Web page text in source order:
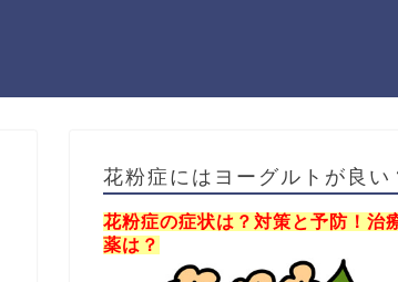
花粉症にはヨーグルトが良い
花粉症の症状は？対策と予防！治
薬は？